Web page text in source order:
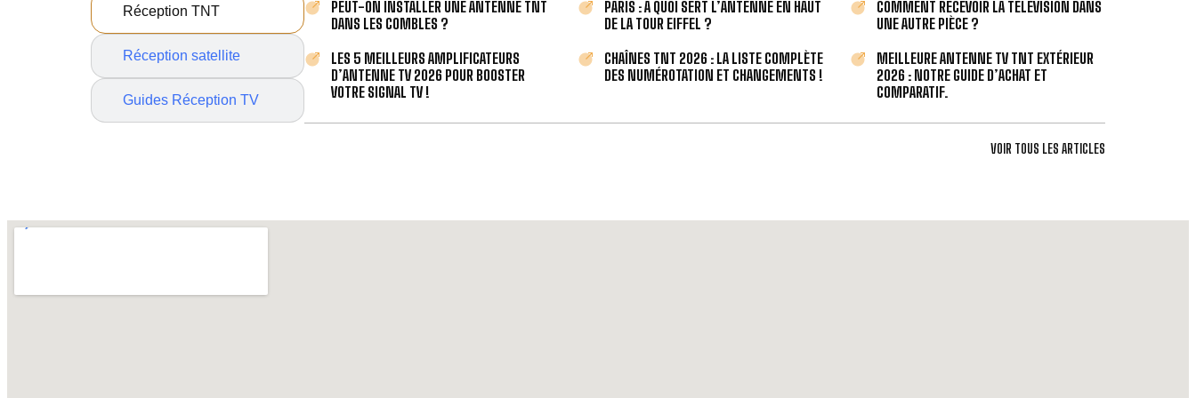
Réception TNT
Réception satellite
Guides Réception TV
PEUT-ON INSTALLER UNE ANTENNE TNT
DANS LES COMBLES ?
PARIS : À QUOI SERT L’ANTENNE EN HAUT
DE LA TOUR EIFFEL ?
COMMENT RECEVOIR LA TÉLÉVISION DANS
UNE AUTRE PIÈCE ?
LES 5 MEILLEURS AMPLIFICATEURS
D’ANTENNE TV 2026 POUR BOOSTER
VOTRE SIGNAL TV !
CHAÎNES TNT 2026 : LA LISTE COMPLÈTE
DES NUMÉROTATION ET CHANGEMENTS !
MEILLEURE ANTENNE TV TNT EXTÉRIEUR
2026 : NOTRE GUIDE D’ACHAT ET
COMPARATIF.
VOIR TOUS LES ARTICLES